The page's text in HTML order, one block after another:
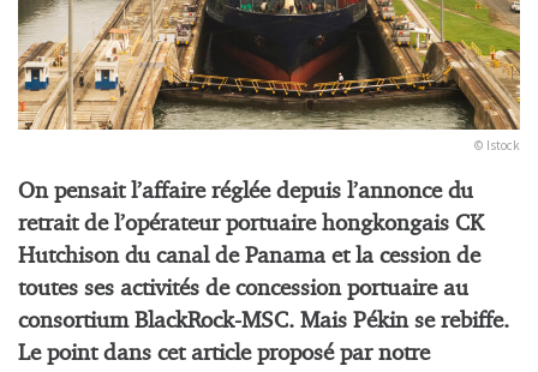
© Istock
On pensait l’affaire réglée depuis l’annonce du
retrait de l’opérateur portuaire hongkongais CK
Hutchison du canal de Panama et la cession de
toutes ses activités de concession portuaire au
consortium BlackRock-MSC. Mais Pékin se rebiffe.
Le point dans cet article proposé par notre